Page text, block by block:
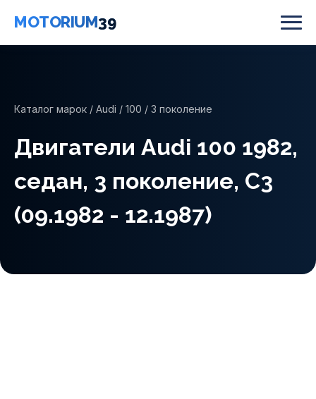
MOTORIUM39
Каталог марок / Audi / 100 / 3 поколение
Двигатели Audi 100 1982,
седан, 3 поколение, C3
(09.1982 - 12.1987)